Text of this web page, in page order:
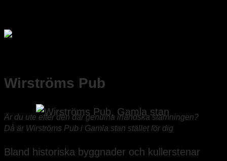
Wirströms Pub
Är du ute efter den där genuina irländska stämningen?
Då är Wirströms Pub i Gamla stan stället för dig
Bland historiska byggnader och kullerstenar